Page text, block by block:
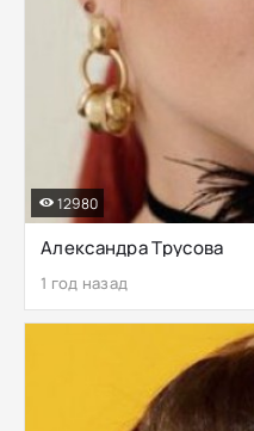
Александра Трусова
1 год назад
12980